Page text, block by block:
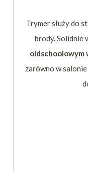
Trymer służy do
brody. Solidnie
oldschoolowym
zarówno w